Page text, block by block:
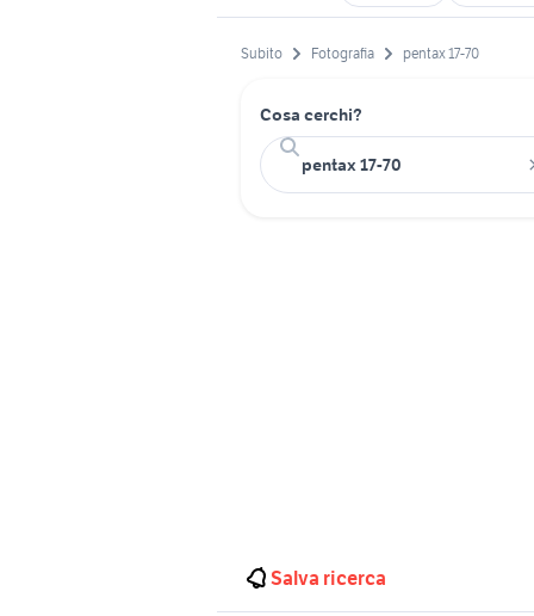
Subito Fotografia pentax 17-70
Cosa cerchi?
Salva ricerca